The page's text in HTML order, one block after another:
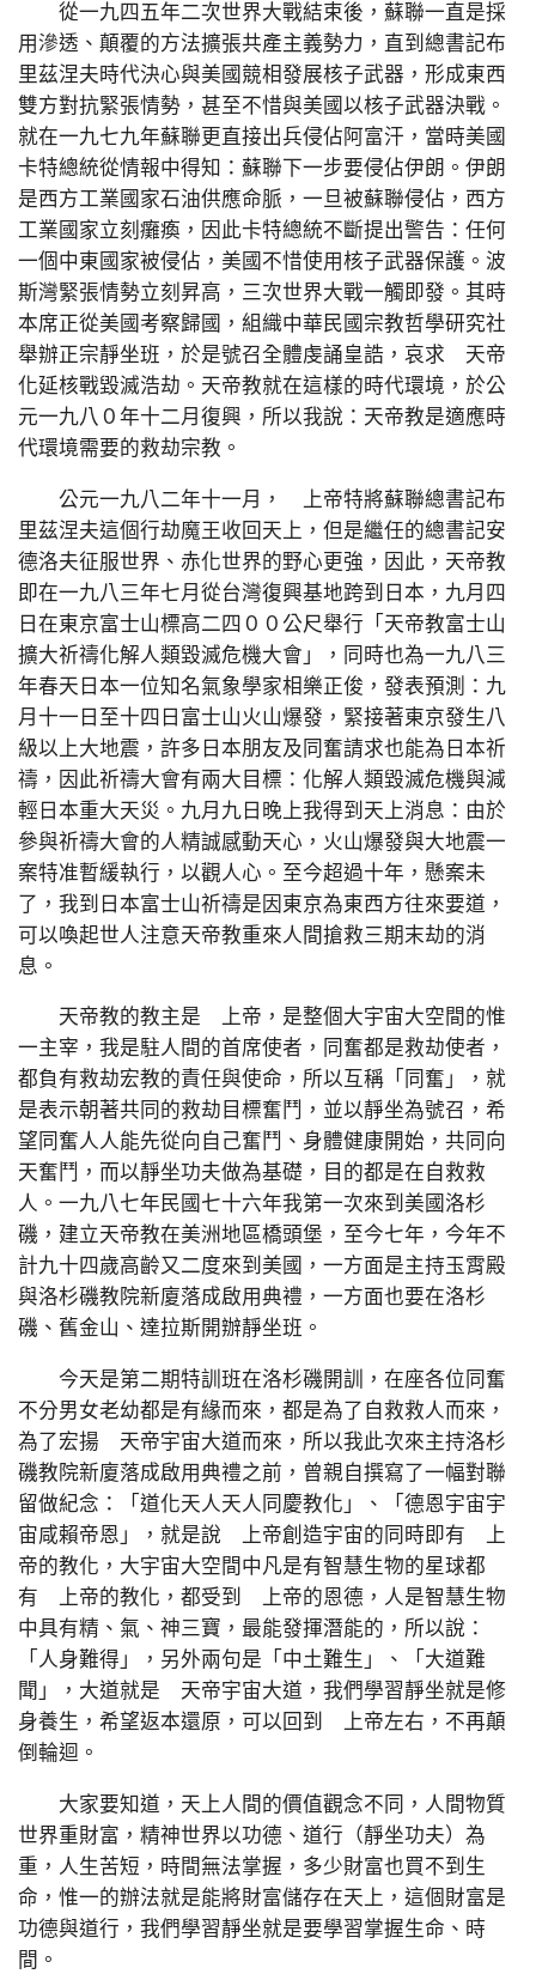
從一九四五年二次世界大戰結束後，蘇聯一直是採
用滲透、顛覆的方法擴張共產主義勢力，直到總書記布
里茲涅夫時代決心與美國競相發展核子武器，形成東西
雙方對抗緊張情勢，甚至不惜與美國以核子武器決戰。
就在一九七九年蘇聯更直接出兵侵佔阿富汗，當時美國
卡特總統從情報中得知：蘇聯下一步要侵佔伊朗。伊朗
是西方工業國家石油供應命脈，一旦被蘇聯侵佔，西方
工業國家立刻癱瘓，因此卡特總統不斷提出警告：任何
一個中東國家被侵佔，美國不惜使用核子武器保護。波
斯灣緊張情勢立刻昇高，三次世界大戰一觸即發。其時
本席正從美國考察歸國，組織中華民國宗教哲學研究社
舉辦正宗靜坐班，於是號召全體虔誦皇誥，哀求 天帝
化延核戰毀滅浩劫。天帝教就在這樣的時代環境，於公
元一九八０年十二月復興，所以我說：天帝教是適應時
代環境需要的救劫宗教。
公元一九八二年十一月， 上帝特將蘇聯總書記布
里茲涅夫這個行劫魔王收回天上，但是繼任的總書記安
德洛夫征服世界、赤化世界的野心更強，因此，天帝教
即在一九八三年七月從台灣復興基地跨到日本，九月四
日在東京富士山標高二四００公尺舉行「天帝教富士山
擴大祈禱化解人類毀滅危機大會」，同時也為一九八三
年春天日本一位知名氣象學家相樂正俊，發表預測：九
月十一日至十四日富士山火山爆發，緊接著東京發生八
級以上大地震，許多日本朋友及同奮請求也能為日本祈
禱，因此祈禱大會有兩大目標：化解人類毀滅危機與減
輕日本重大天災。九月九日晚上我得到天上消息：由於
參與祈禱大會的人精誠感動天心，火山爆發與大地震一
案特准暫緩執行，以觀人心。至今超過十年，懸案未
了，我到日本富士山祈禱是因東京為東西方往來要道，
可以喚起世人注意天帝教重來人間搶救三期末劫的消
息。
天帝教的教主是 上帝，是整個大宇宙大空間的惟
一主宰，我是駐人間的首席使者，同奮都是救劫使者，
都負有救劫宏教的責任與使命，所以互稱「同奮」，就
是表示朝著共同的救劫目標奮鬥，並以靜坐為號召，希
望同奮人人能先從向自己奮鬥、身體健康開始，共同向
天奮鬥，而以靜坐功夫做為基礎，目的都是在自救救
人。一九八七年民國七十六年我第一次來到美國洛杉
磯，建立天帝教在美洲地區橋頭堡，至今七年，今年不
計九十四歲高齡又二度來到美國，一方面是主持玉霄殿
與洛杉磯教院新廈落成啟用典禮，一方面也要在洛杉
磯、舊金山、達拉斯開辦靜坐班。
今天是第二期特訓班在洛杉磯開訓，在座各位同奮
不分男女老幼都是有緣而來，都是為了自救救人而來，
為了宏揚 天帝宇宙大道而來，所以我此次來主持洛杉
磯教院新廈落成啟用典禮之前，曾親自撰寫了一幅對聯
留做紀念：「道化天人天人同慶教化」、「德恩宇宙宇
宙咸賴帝恩」，就是說 上帝創造宇宙的同時即有 上
帝的教化，大宇宙大空間中凡是有智慧生物的星球都
有 上帝的教化，都受到 上帝的恩德，人是智慧生物
中具有精、氣、神三寶，最能發揮潛能的，所以說：
「人身難得」，另外兩句是「中土難生」、「大道難
聞」，大道就是 天帝宇宙大道，我們學習靜坐就是修
身養生，希望返本還原，可以回到 上帝左右，不再顛
倒輪迴。
大家要知道，天上人間的價值觀念不同，人間物質
世界重財富，精神世界以功德、道行（靜坐功夫）為
重，人生苦短，時間無法掌握，多少財富也買不到生
命，惟一的辦法就是能將財富儲存在天上，這個財富是
功德與道行，我們學習靜坐就是要學習掌握生命、時
間。